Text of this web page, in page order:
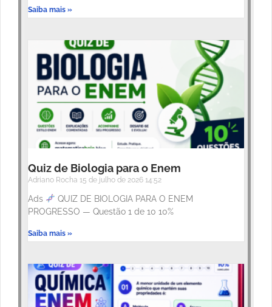
Saiba mais »
Quiz de Biologia para o Enem
Adriano Rocha 15 de julho de 2026 14:52
Ads
QUIZ DE BIOLOGIA PARA O ENEM
PROGRESSO — Questão 1 de 10 10%
Saiba mais »